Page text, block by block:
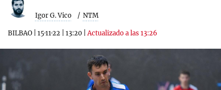
Igor G. Vico NTM
BILBAO 15·11·22 13:20 |Actualizado a las 13:26